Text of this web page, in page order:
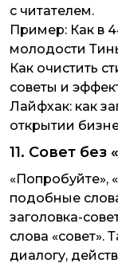
с читателем.
Пример: Как в
молодости
Как очистить
советы и
Лайфхак: как
открытии
11. Совет без
«Попробуйте»,
подобные
заголовка-
слова «совет».
диалогу,